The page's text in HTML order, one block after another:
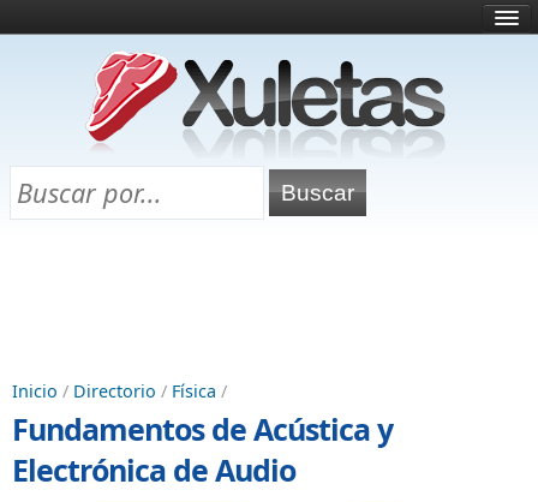
¿Qué es esto?
Directorio
Chuletas para exámenes
Inicio / Directorio / Física /
Fundamentos de Acústica y
Electrónica de Audio